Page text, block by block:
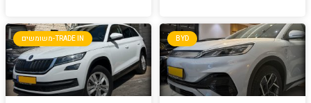
BYD TRADE IN-משומשים